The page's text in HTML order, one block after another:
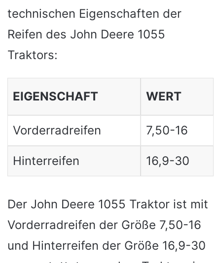
technischen Eigenschaften der
Reifen des John Deere 1055
Traktors:
EIGENSCHAFT WERT
Vorderradreifen 7,50-16
Hinterreifen 16,9-30
Der John Deere 1055 Traktor ist mit
Vorderradreifen der Größe 7,50-16
und Hinterreifen der Größe 16,9-30